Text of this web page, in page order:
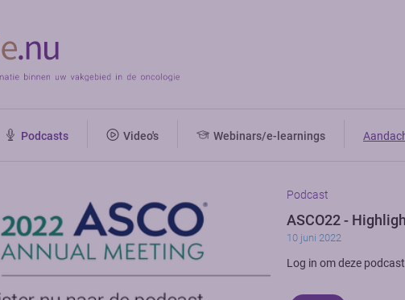
Podcasts Video's Webinars/e-learnings
Podcast
ASCO22 -
10 juni 2022
Log in om deze